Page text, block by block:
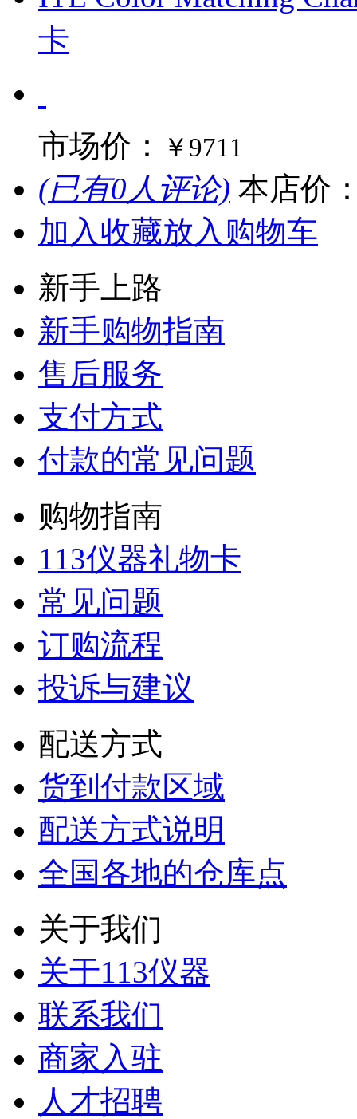
卡
市场价： ￥9711
(已有0人评论) 本店价
加入收藏放入购物车
新手上路
新手购物指南
售后服务
支付方式
付款的常见问题
购物指南
113仪器礼物卡
常见问题
订购流程
投诉与建议
配送方式
货到付款区域
配送方式说明
全国各地的仓库点
关于我们
关于113仪器
联系我们
商家入驻
人才招聘